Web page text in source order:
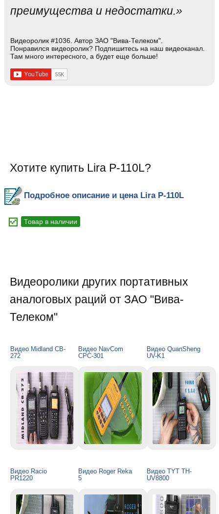
преимущества и недостатки.»
Видеоролик #1036. Автор ЗАО "Вива-Телеком".
Понравился видеоролик? Подпишитесь на наш видеоканал.
Там много интересного, а будет еще больше!
Хотите купить Lira P-110L?
Подробное описание и цена Lira P-110L
Товар в наличии
Видеоролики других портативных
аналоговых раций от ЗАО "Вива-
Телеком"
Видео Midland CB-
272
Видео NavCom
СРС-301
Видео QuanSheng
UV-K1
Видео Racio
PR1220
Видео Roger Reka
5
Видео TYT TH-
UV8800